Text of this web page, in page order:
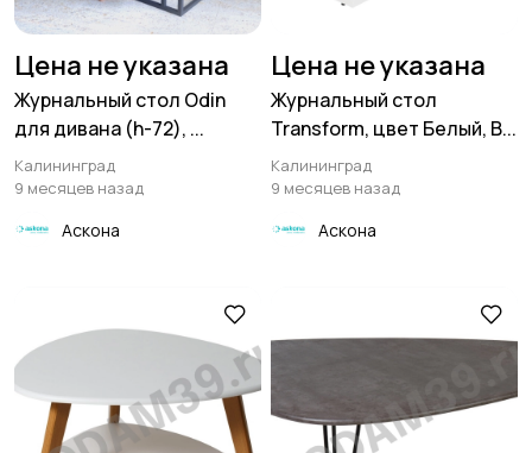
Цена не указана
Журнальный стол Odin
для дивана (h-72), ...
Калининград
9 месяцев назад
Аскона
Цена не указана
Журнальный стол
Transform, цвет Белый, В...
Калининград
9 месяцев назад
Аскона